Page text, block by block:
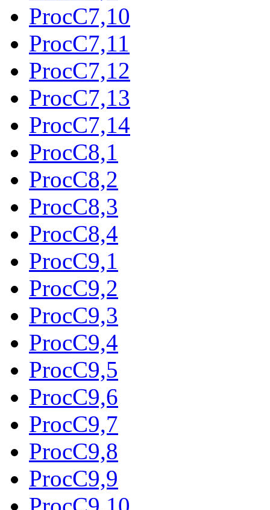
ProcC7,10
ProcC7,11
ProcC7,12
ProcC7,13
ProcC7,14
ProcC8,1
ProcC8,2
ProcC8,3
ProcC8,4
ProcC9,1
ProcC9,2
ProcC9,3
ProcC9,4
ProcC9,5
ProcC9,6
ProcC9,7
ProcC9,8
ProcC9,9